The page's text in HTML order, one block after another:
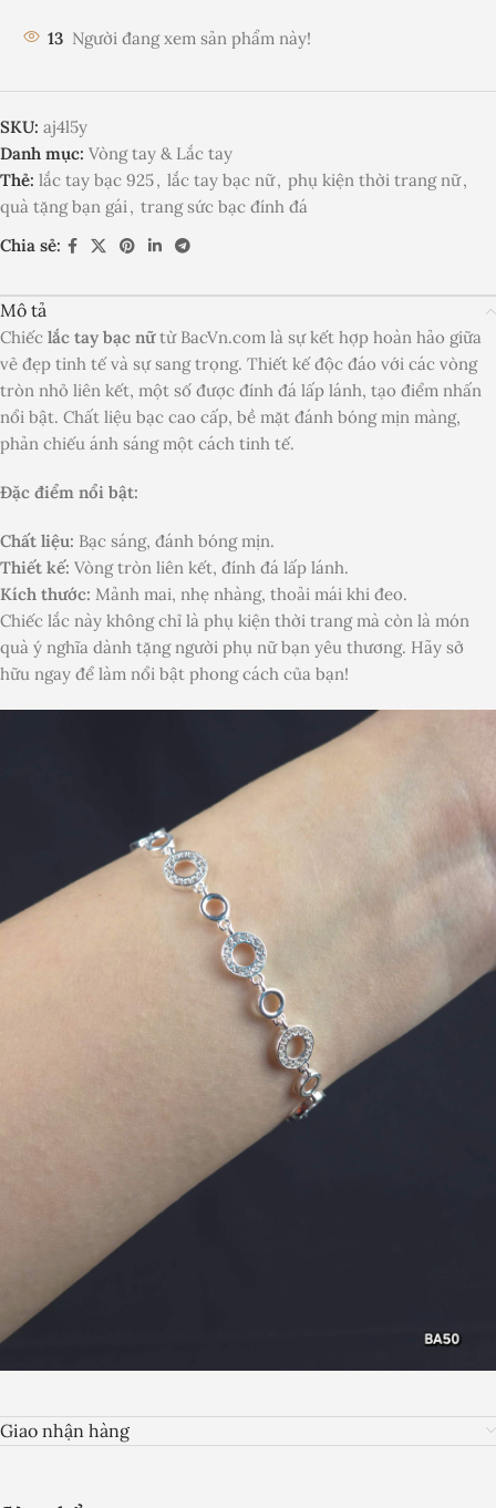
13 Người đang xem sản phẩm này!
SKU: aj4l5y
Danh mục: Vòng tay & Lắc tay
Thẻ: lắc tay bạc 925, lắc tay bạc nữ, phụ kiện thời trang nữ,
quà tặng bạn gái, trang sức bạc đính đá
Chia sẻ:
Mô tả
Chiếc lắc tay bạc nữtừ BacVn.com là sự kết hợp hoàn hảo giữa
vẻ đẹp tinh tế và sự sang trọng. Thiết kế độc đáo với các vòng
tròn nhỏ liên kết, một số được đính đá lấp lánh, tạo điểm nhấn
nổi bật. Chất liệu bạc cao cấp, bề mặt đánh bóng mịn màng,
phản chiếu ánh sáng một cách tinh tế.
Đặc điểm nổi bật:
Chất liệu: Bạc sáng, đánh bóng mịn.
Thiết kế: Vòng tròn liên kết, đính đá lấp lánh.
Kích thước: Mảnh mai, nhẹ nhàng, thoải mái khi đeo.
Chiếc lắc này không chỉ là phụ kiện thời trang mà còn là món
quà ý nghĩa dành tặng người phụ nữ bạn yêu thương. Hãy sở
hữu ngay để làm nổi bật phong cách của bạn!
Giao nhận hàng